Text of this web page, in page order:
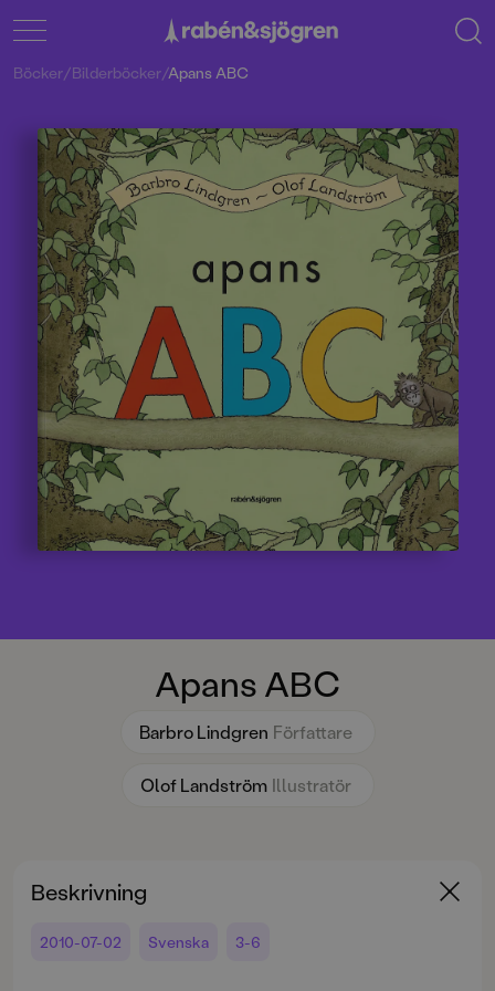
Apans ABC
Barbro Lindgren Författare
Olof Landström Illustratör
Böcker/Bilderböcker/Apans ABC
Beskrivning
2010-07-02 Svenska 3-6